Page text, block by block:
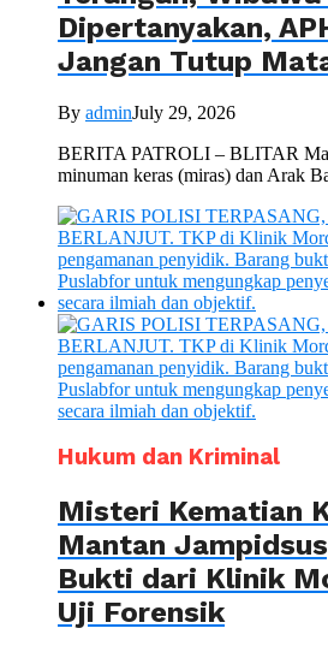
Dipertanyakan,
Jangan Tutup
By adminJuly 29, 2026
BERITA PATROLI – BLITAR
minuman keras (miras) dan Arak
Hukum dan Kriminal
Misteri Kematian
Mantan
Bukti dari Klinik
Uji Forensik